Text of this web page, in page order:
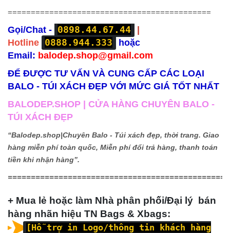
============================================
Gọi/Chat - 0898.44.67.44
Hotline 0888.944.333
hoặc
Email: balodep.shop@gmail.com
ĐỂ ĐƯỢC TƯ VẤN VÀ CUNG CẤP CÁC LOẠI
BALO - TÚI XÁCH ĐẸP VỚI MỨC GIÁ TỐT NHẤT
BALODEP.SHOP | CỬA HÀNG CHUYÊN BALO -
TÚI XÁCH ĐẸP
“Balodep.shop|Chuyên Balo - Túi xách đẹp, thời trang. Giao
hàng miễn phí toàn quốc, Miễn phí đổi trả hàng, thanh toán
tiền khi nhận hàng”.
+ Mua lẻ hoặc làm Nhà phân phối/Đại lý bán
hàng nhãn hiệu TN Bags & Xbags:
[Hỗ trợ in Logo/thông tin khách hàng